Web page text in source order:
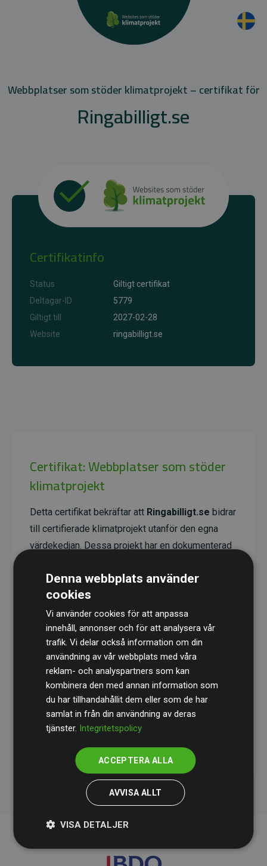
Webbplatser som stöder klimatprojekt – certifikat för
Ringabilligt.se
Certifikatinfo
Status
Giltigt certifikat
Deltagar-ID
5779
Giltigt till
2027-02-28
Website
ringabilligt.se
Certifikat: Webbplatser som stöder
klimatprojekt
Detta certifikat bekräftar att Ringabilligt.se bidrar
till certifierade klimatprojekt utanför den egna
värdekedjan. Dessa projekt har en dokumenterad
motsvarar dubbelt så mycket CO₂ som
webbplatsens beräknade utsläpp.
Alla projekt verifieras genomGold Standard
vilket säkerställer hög kvalitet, faktisk klimatnytta
och full transparens. Du kan läsa mer om de
specifika projektenhär.
initiativet Webbplatser som stöder klimatprojekt
Denna webbplats använder
cookies
Vi använder cookies för att anpassa
innehåll, annonser och för att analysera vår
trafik. Vi delar också information om din
användning av vår webbplats med våra
reklam- och analyspartners som kan
kombinera den med annan information som
du har tillhandahållit dem eller som de har
samlat in från din användning av deras
tjänster. Integritetspolicy
ACCEPTERA ALLA
AVVISA ALLT
VISA DETALJER